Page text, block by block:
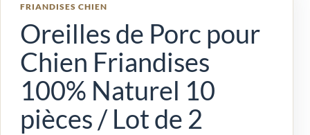
FRIANDISES CHIEN
Oreilles de Porc pour
Chien Friandises
100% Naturel 10
pièces / Lot de 2